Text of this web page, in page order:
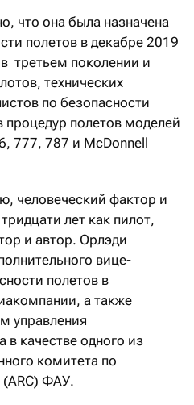
что она была назначена
полетов в декабре 2019
третьем поколении и
технических
по безопасности
процедур полетов моделей
777, 787 и McDonnell
человеческий фактор и
лет как пилот,
и автор. Орлэди
вице-
полетов в
а также
управления
качестве одного из
комитета по
ФАУ.